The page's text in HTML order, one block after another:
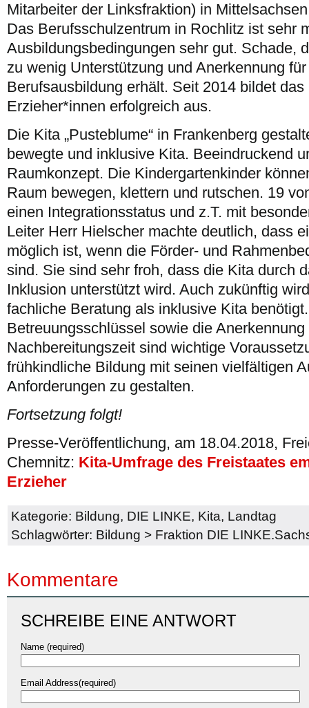
Mitarbeiter der Linksfraktion) in
Das Berufsschulzentrum in Rochlitz ist sehr
Ausbildungsbedingungen sehr gut. Schade,
zu wenig Unterstützung und Anerkennung
Berufsausbildung erhält. Seit 2014 bildet
Erzieher*innen erfolgreich aus.
Die Kita „Pusteblume“ in Frankenberg
bewegte und inklusive Kita. Beeindruckend
Raumkonzept. Die Kindergartenkinder
Raum bewegen, klettern und rutschen. 19
einen Integrationsstatus und z.T. mit
Leiter Herr Hielscher machte deutlich, dass
möglich ist, wenn die Förder- und
sind. Sie sind sehr froh, dass die Kita durch
Inklusion unterstützt wird. Auch zukünftig
fachliche Beratung als inklusive Kita
Betreuungsschlüssel sowie die Anerkennung
Nachbereitungszeit sind wichtige
frühkindliche Bildung mit seinen vielfältigen
Anforderungen zu gestalten.
Fortsetzung folgt!
Presse-Veröffentlichung, am 18.04.2018,
Chemnitz: Kita-Umfrage des Freistaates
Erzieher
Kategorie: Bildung, DIE LINKE, Kita, Landtag
Schlagwörter: Bildung > Fraktion DIE
Kommentare
SCHREIBE EINE ANTWORT
Name (required)
Email Address(required)